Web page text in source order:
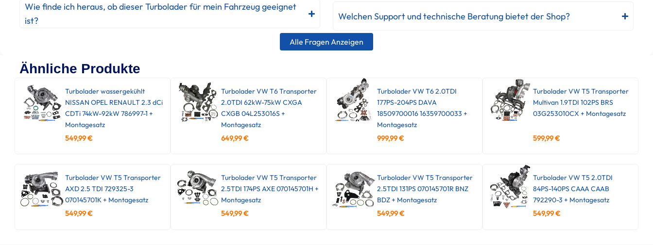
Wie finde ich heraus, ob dieser Turbolader für mein Fahrzeug geeignet
ist?
Welchen Support und technische Beratung bietet der Shop?
Alle Fragen Anzeigen
Ähnliche Produkte
Turbolader wassergekühlt
NISSAN OPEL RENAULT 2.3 dCi
CDTi 74kW-92kW 786997-1 +
Montagesatz
549,99€
Turbolader VW T6 Transporter
2.0TDI 62kW-75kW CXGA
CXGB 04L253016S +
Montagesatz
649,99€
Turbolader VW T6 2.0TDI
177PS-204PS DAVA
18509700016 16359700033 +
Montagesatz
999,99€
Turbolader VW T5 Transporter
Multivan 1.9TDI 102PS BRS
03G253010CX + Montagesatz
599,99€
Turbolader VW T5 Transporter
AXD 2.5 TDI 729325-3
070145701K + Montagesatz
549,99€
Turbolader VW T5 Transporter
2.5TDI 174PS AXE 070145701H +
Montagesatz
549,99€
Turbolader VW T5 Transporter
2.5TDI 131PS 070145701R BNZ
BDZ + Montagesatz
549,99€
Turbolader VW T5 2.0TDI
84PS-140PS CAAA CAAB
792290-3 + Montagesatz
549,99€